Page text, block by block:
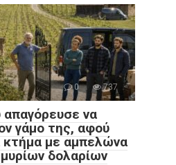
0 737
να
γάμο της, αφού
κτήμα με αμπελώνα
δολαρίων